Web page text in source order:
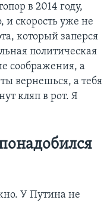
в 2014 году,
и скорость уже не
который заперся
политическая
соображения, а
вернешься, а тебя
кляп в рот. Я
У Путина не